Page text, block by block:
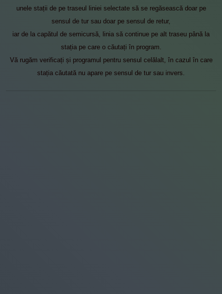
unele stații de pe traseul liniei selectate să se regăsească doar pe
sensul de tur sau doar pe sensul de retur,
iar de la capătul de semicursă, linia să continue pe alt traseu până la
stația pe care o căutați în program.
Vă rugăm verificați și programul pentru sensul celălalt, în cazul în care
stația căutată nu apare pe sensul de tur sau invers.